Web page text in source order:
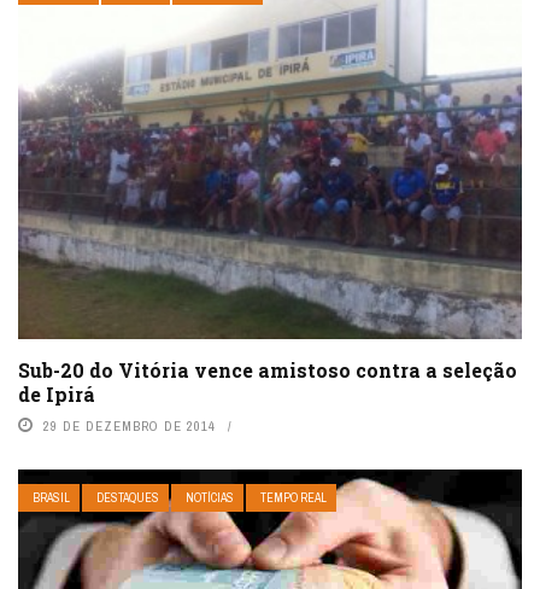
Sub-20 do Vitória vence amistoso contra a seleção
de Ipirá
29 DE DEZEMBRO DE 2014
BRASIL DESTAQUES NOTÍCIAS TEMPO REAL